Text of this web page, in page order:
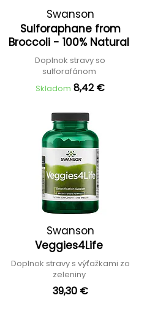
Swanson
Sulforaphane from
Broccoli - 100% Natural
Doplnok stravy so
sulforafánom
Skladom 8,42 €
Swanson
Veggies4Life
Doplnok stravy s výťažkami zo
zeleniny
39,30 €